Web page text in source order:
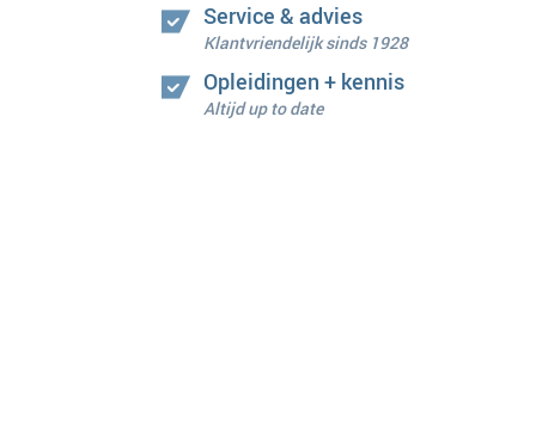
Service & advies
Klantvriendelijk sinds 1928
Opleidingen + kennis
Altijd up to date